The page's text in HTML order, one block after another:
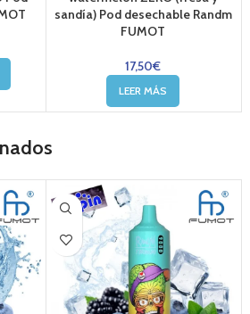
sandía) Pod desechable Randm
FUMOT
17,50€
LEER MÁS